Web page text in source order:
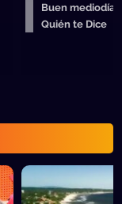
Buen mediodía
Quién te Dice